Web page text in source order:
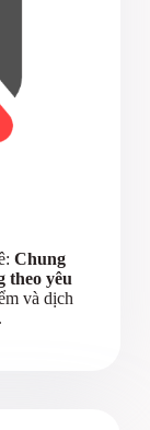
Chung
theo yêu
và dịch